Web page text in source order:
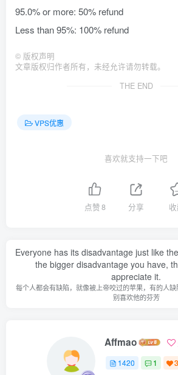
95.0% or more: 50% refund
Less than 95%: 100% refund
© 版权声明
文章版权归作者所有，未经允许请勿转载。
THE END
VPS优惠
喜欢就支持一下吧
点赞8 分享
Everyone has its disadvantage just like
the bigger disadvantage you have,
appreciate it.
每个人都会有缺陷，就像被上帝咬过的苹果，有的人
别喜欢他的芬芳
Affmao
1420 1 3